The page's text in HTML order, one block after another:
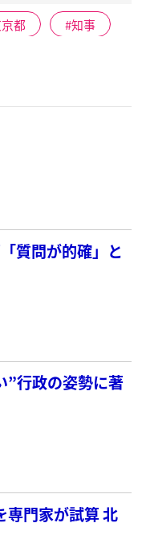
都 知事
質問が的確」と
”行政の姿勢に著
専門家が試算 北